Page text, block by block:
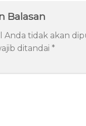
Balasan
Anda tidak akan
ditandai *